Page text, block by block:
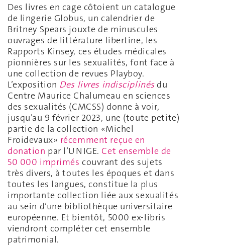
Des livres en cage côtoient un catalogue
de lingerie Globus, un calendrier de
Britney Spears jouxte de minuscules
ouvrages de littérature libertine, les
Rapports Kinsey, ces études médicales
pionnières sur les sexualités, font face à
une collection de revues Playboy.
L’exposition Des livres indisciplinésdu
Centre Maurice Chalumeau en sciences
des sexualités (CMCSS) donne à voir,
jusqu’au 9 février 2023, une (toute petite)
partie de la collection «Michel
Froidevaux» récemment reçue en
donation par l’UNIGE. Cet ensemble de
50 000 imprimés couvrant des sujets
très divers, à toutes les époques et dans
toutes les langues, constitue la plus
importante collection liée aux sexualités
au sein d’une bibliothèque universitaire
européenne. Et bientôt, 5000 ex-libris
viendront compléter cet ensemble
patrimonial.